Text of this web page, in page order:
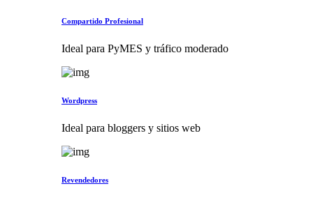
Compartido Profesional
Ideal para PyMES y tráfico moderado
Wordpress
Ideal para bloggers y sitios web
Revendedores